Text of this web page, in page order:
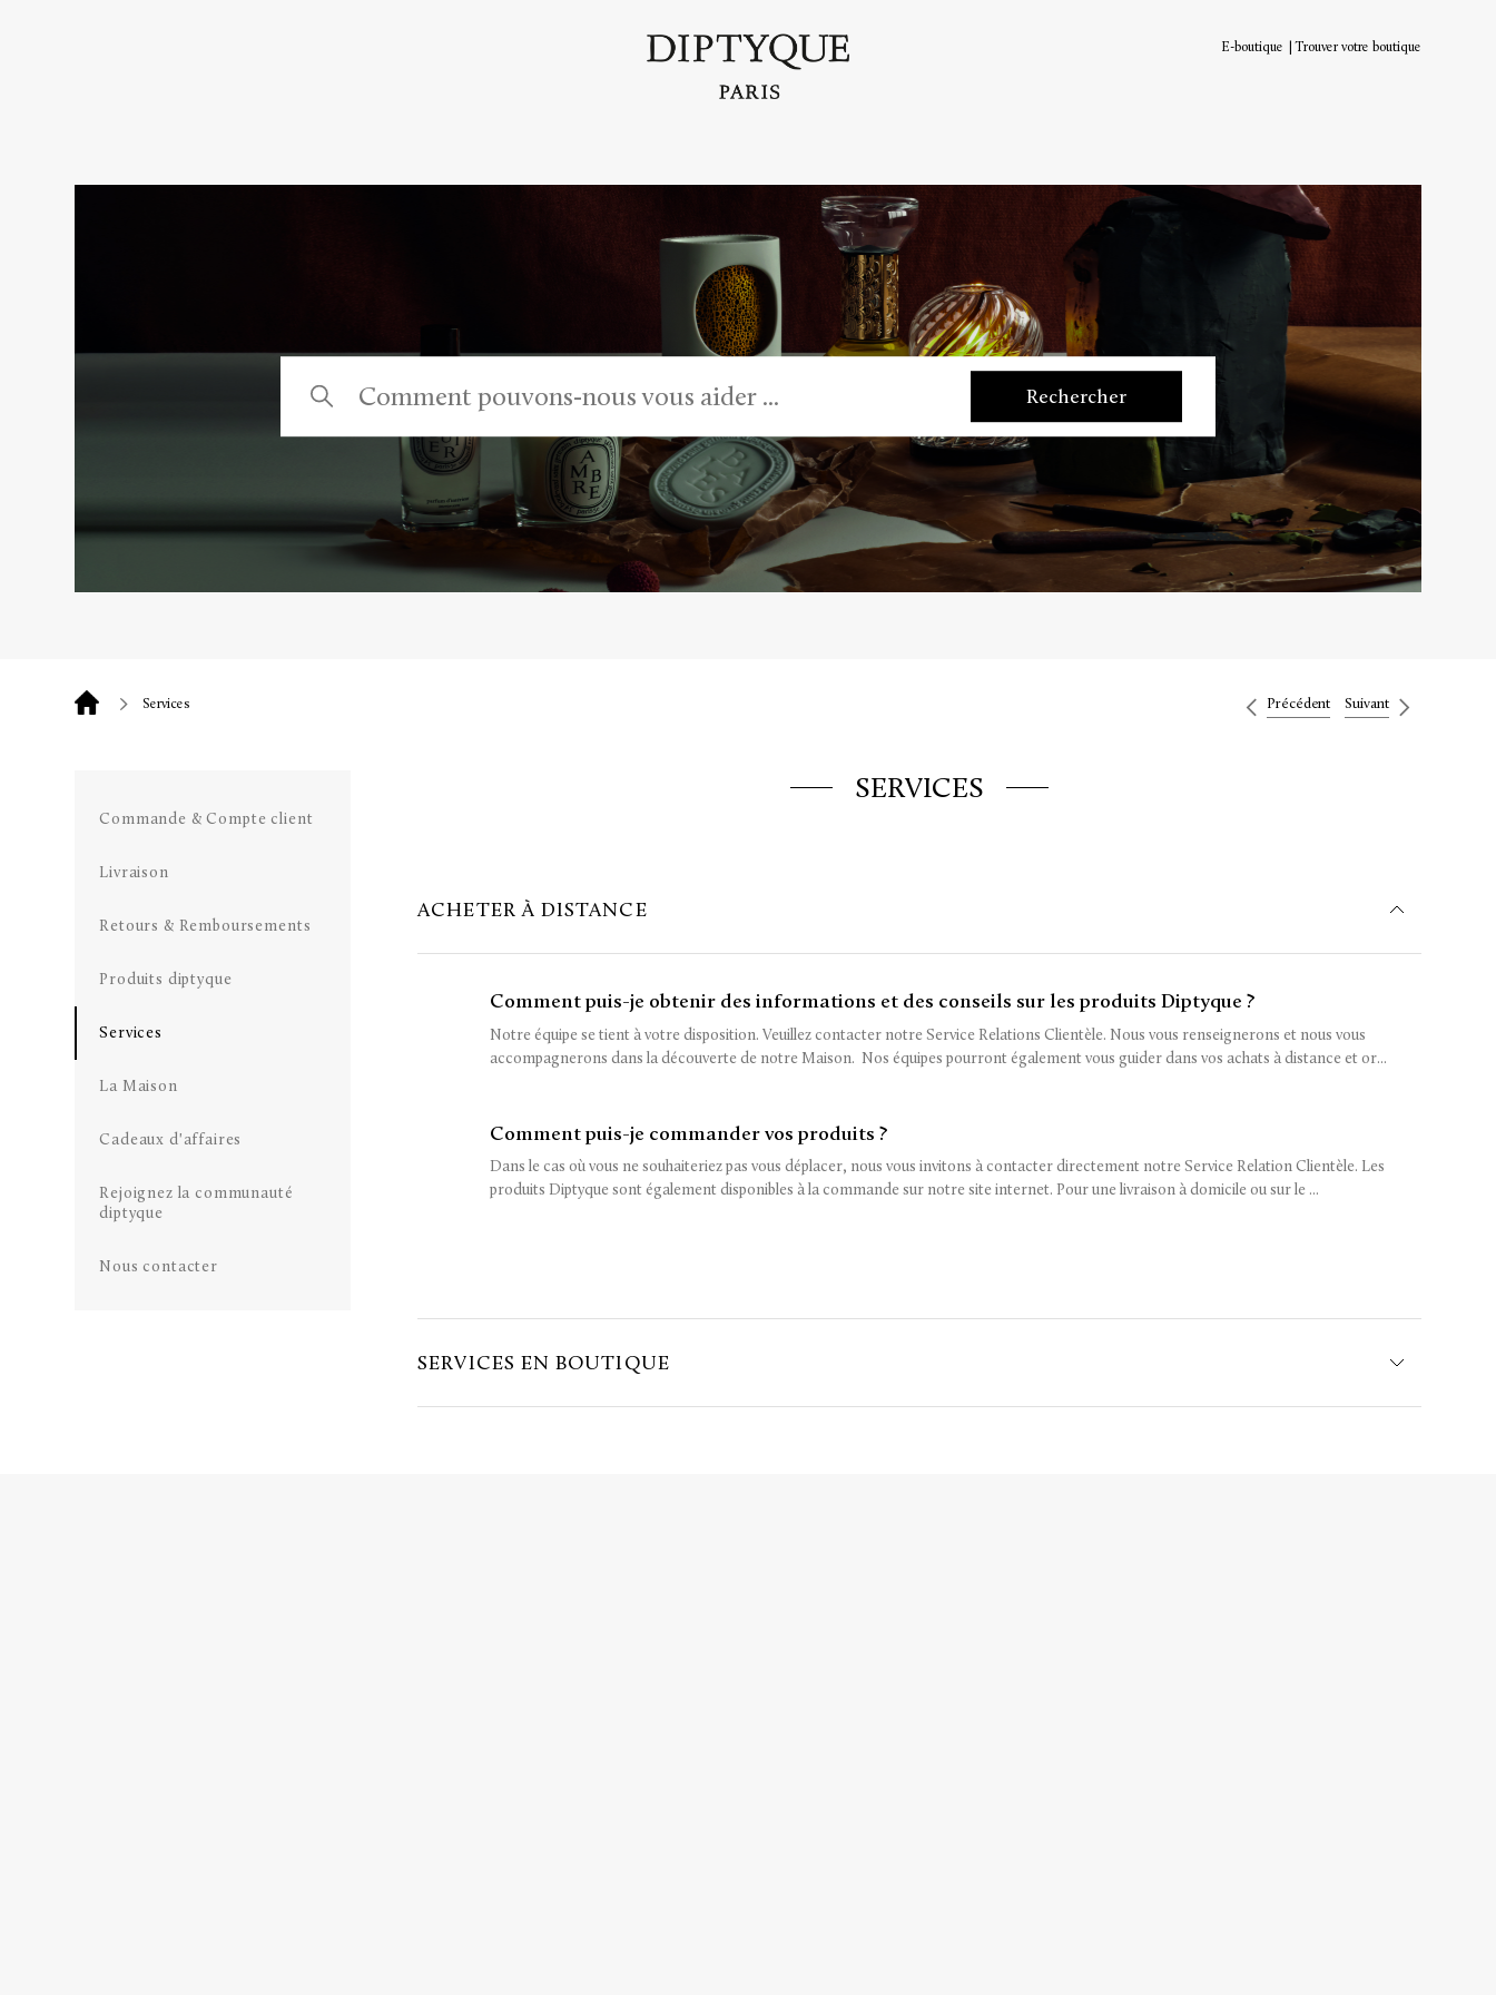
E-boutique Trouver votre boutique
Services Précédent Suivant
Commande & Compte client
Livraison
Retours & Remboursements
Produits diptyque
Services
La Maison
Cadeaux d'affaires
Rejoignez la communauté
diptyque
Nous contacter
SERVICES
ACHETER À DISTANCE
Comment puis-je obtenir des informations et des conseils sur les produits Diptyque ?
Notre équipe se tient à votre disposition. Veuillez contacter notre Service Relations Clientèle. Nous vous renseignerons et nous vous
accompagnerons dans la découverte de notre Maison. Nos équipes pourront également vous guider dans vos achats à distance et or...
Comment puis-je commander vos produits ?
Dans le cas où vous ne souhaiteriez pas vous déplacer, nous vous invitons à contacter directement notre Service Relation Clientèle. Les
produits Diptyque sont également disponibles à la commande sur notre site internet. Pour une livraison à domicile ou sur le ...
SERVICES EN BOUTIQUE